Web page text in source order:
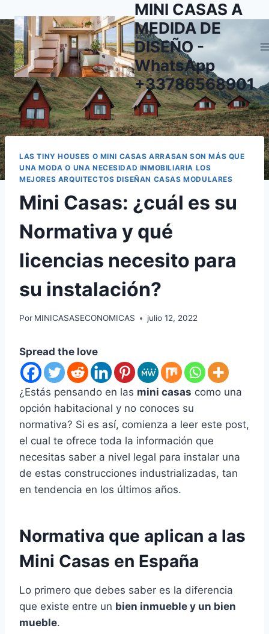
al
contenido
MINI CASAS A
MEDIDA DE
DISEÑO -
WhatsApp
+33786568901
LAS TINY HOUSES O MINI CASAS ARRASAN SON MÁS QUE
UNA MODA O UNA NECESIDAD INMOBILIARIA LOS
MEJORES ARQUITECTOS DISEÑAN CASAS MODULARES
Mini Casas: ¿cuál es su
Normativa y qué
licencias necesito para
su instalación?
Por MINICASASECONOMICAS julio 12, 2022
Spread the love
¿Estás pensando en las mini casas como una
opción habitacional y no conoces su
normativa? Si es así, comienza a leer este post,
el cual te ofrece toda la información que
necesitas saber a nivel legal para instalar una
de estas construcciones industrializadas, tan
en tendencia en los últimos años.
Normativa que aplican a las
Mini Casas en España
Lo primero que debes saber es la diferencia
que existe entre un bien inmueble y un bien
mueble.